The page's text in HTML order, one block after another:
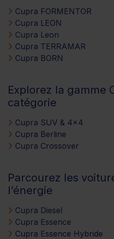
Cupra FORMENTOR
Cupra LEON
Cupra Leon
Cupra TERRAMAR
Cupra BORN
Explorez la gamme
catégorie
Cupra SUV & 4x4
Cupra Berline
Cupra Crossover
Parcourez les
l’énergie
Cupra Diesel
Cupra Essence
Cupra Essence Hybride